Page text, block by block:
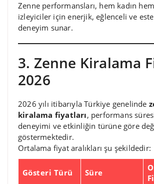
Zenne performansları, hem kadın
izleyiciler için enerjik, eğlenceli ve
deneyim sunar.
3. Zenne Kiralama
2026
2026 yılı itibarıyla Türkiye genelinde
kiralama fiyatları, performans
deneyimi ve etkinliğin türüne göre
göstermektedir.
Ortalama fiyat aralıkları şu şekildedir:
Gösteri Türü Süre